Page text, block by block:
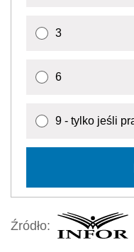
3
6
9 - tylko jeśli
Źródło: